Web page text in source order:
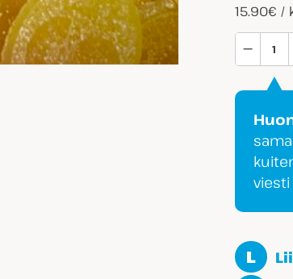
15.90€ /
Märke
Sour
määrä
L